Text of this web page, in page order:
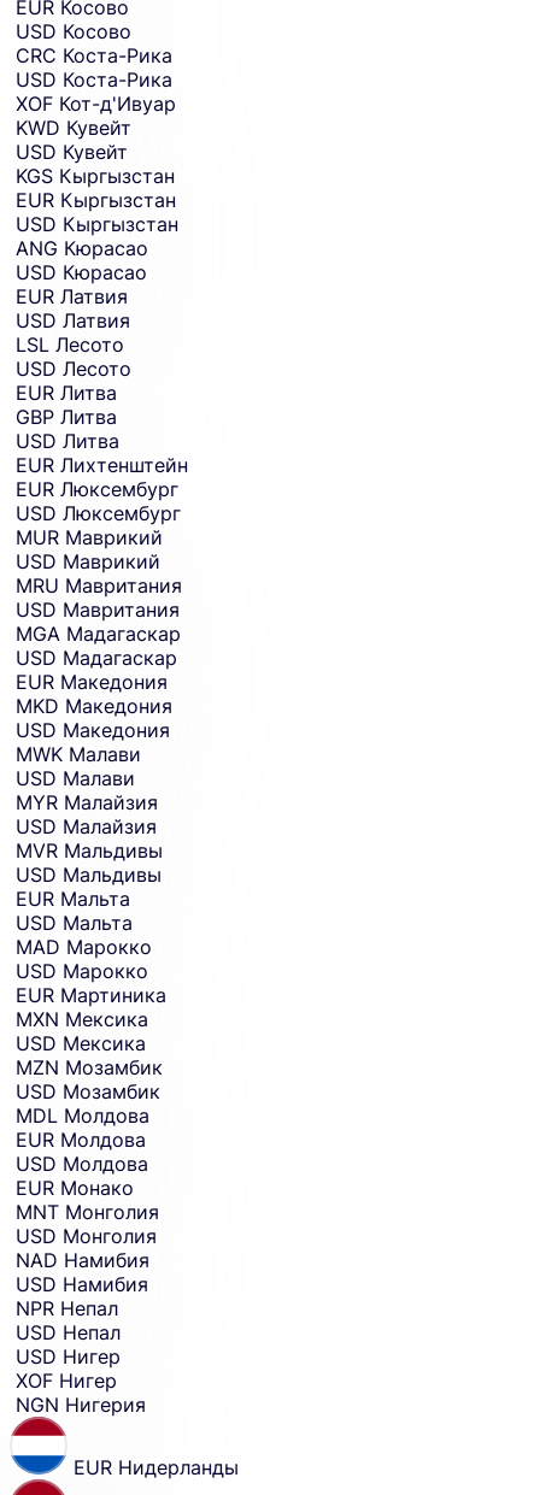
EUR Косово
USD Косово
CRC Коста-Рика
USD Коста-Рика
XOF Кот-д'Ивуар
KWD Кувейт
USD Кувейт
KGS Кыргызстан
EUR Кыргызстан
USD Кыргызстан
ANG Кюрасао
USD Кюрасао
EUR Латвия
USD Латвия
LSL Лесото
USD Лесото
EUR Литва
GBP Литва
USD Литва
EUR Лихтенштейн
EUR Люксембург
USD Люксембург
MUR Маврикий
USD Маврикий
MRU Мавритания
USD Мавритания
MGA Мадагаскар
USD Мадагаскар
EUR Македония
MKD Македония
USD Македония
MWK Малави
USD Малави
MYR Малайзия
USD Малайзия
MVR Мальдивы
USD Мальдивы
EUR Мальта
USD Мальта
MAD Марокко
USD Марокко
EUR Мартиника
MXN Мексика
USD Мексика
MZN Мозамбик
USD Мозамбик
MDL Молдова
EUR Молдова
USD Молдова
EUR Монако
MNT Монголия
USD Монголия
NAD Намибия
USD Намибия
NPR Непал
USD Непал
USD Нигер
XOF Нигер
NGN Нигерия
EUR Нидерланды